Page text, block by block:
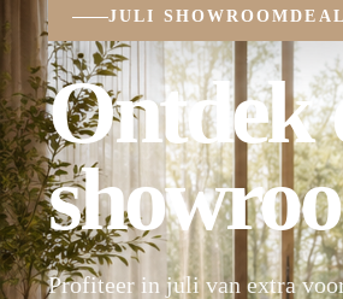
JULI SHOWROOMDEAL
Ontdek
Profiteer in juli van extra